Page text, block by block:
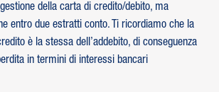
della carta di credito/debito, ma
entro due estratti conto. Ti ricordiamo che la
è la stessa dell’addebito, di conseguenza
in termini di interessi bancari